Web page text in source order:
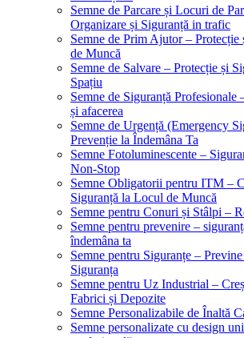
Semne de Parcare și Locuri de
Organizare și Siguranță in trafic
Semne de Prim Ajutor –
de Muncă
Semne de Salvare – Protecție și
Spațiu
Semne de Siguranță Profesionale
și afacerea
Semne de Urgență (Emergency
Prevenție la Îndemâna Ta
Semne Fotoluminescente –
Non-Stop
Semne Obligatorii pentru ITM –
Siguranță la Locul de Muncă
Semne pentru Conuri și Stâlpi –
Semne pentru prevenire –
îndemâna ta
Semne pentru Siguranțe –
Siguranța
Semne pentru Uz Industrial –
Fabrici și Depozite
Semne Personalizabile de Înaltă
Semne personalizate cu design